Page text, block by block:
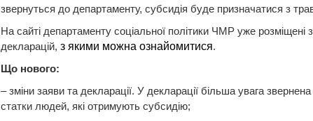
звернуться до департаменту, субсидія буде призначатися з
На сайті департаменту соціальної політики ЧМР уже розміщені
декларацій, з якими можна ознайомитися.
Що нового:
– зміни заяви та декларації. У декларації більша увага
статки людей, які отримують субсидію;